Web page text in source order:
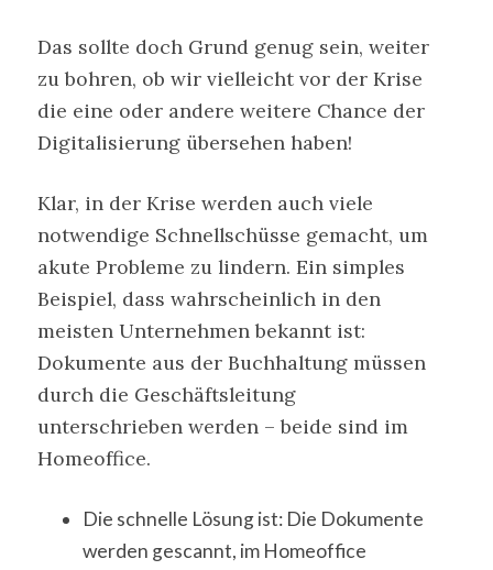
Das sollte doch Grund genug sein, weiter
zu bohren, ob wir vielleicht vor der Krise
die eine oder andere weitere Chance der
Digitalisierung übersehen haben!
Klar, in der Krise werden auch viele
notwendige Schnellschüsse gemacht, um
akute Probleme zu lindern. Ein simples
Beispiel, dass wahrscheinlich in den
meisten Unternehmen bekannt ist:
Dokumente aus der Buchhaltung müssen
durch die Geschäftsleitung
unterschrieben werden – beide sind im
Homeoffice.
Die schnelle Lösung ist: Die Dokumente
werden gescannt, im Homeoffice